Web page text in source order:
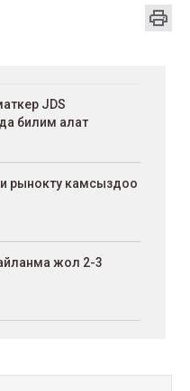
JDS
билим алат
рынокту камсыздоо
жол 2-3